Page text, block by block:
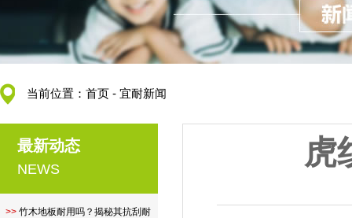
当前位置： 首页 - 宜耐新闻
最新动态
NEWS
>> 竹木地板耐用吗？揭秘其抗刮耐
虎